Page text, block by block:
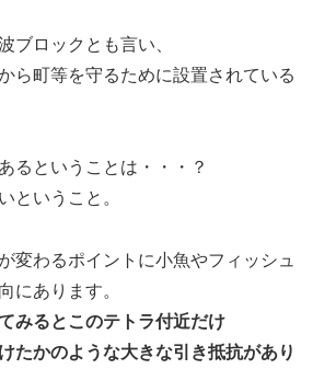
ブロックとも言い、
ら町等を守るために設置されている
るということは・・・？
ということ。
変わるポイントに小魚やフィッシュ
にあります。
みるとこのテトラ付近だけ
たかのような大きな引き抵抗があり